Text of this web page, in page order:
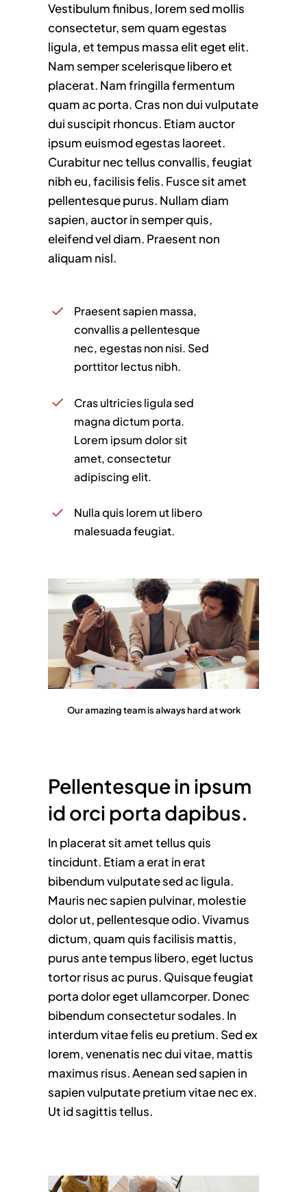
Vestibulum finibus, lorem sed mollis
consectetur, sem quam egestas
ligula, et tempus massa elit eget elit.
Nam semper scelerisque libero et
placerat. Nam fringilla fermentum
quam ac porta. Cras non dui vulputate
dui suscipit rhoncus. Etiam auctor
ipsum euismod egestas laoreet.
Curabitur nec tellus convallis, feugiat
nibh eu, facilisis felis. Fusce sit amet
pellentesque purus. Nullam diam
sapien, auctor in semper quis,
eleifend vel diam. Praesent non
aliquam nisl.
Praesent sapien massa,
convallis a pellentesque
nec, egestas non nisi. Sed
porttitor lectus nibh.
Cras ultricies ligula sed
magna dictum porta.
Lorem ipsum dolor sit
amet, consectetur
adipiscing elit.
Nulla quis lorem ut libero
malesuada feugiat.
Our amazing team is always hard at work
Pellentesque in ipsum
id orci porta dapibus.
In placerat sit amet tellus quis
tincidunt. Etiam a erat in erat
bibendum vulputate sed ac ligula.
Mauris nec sapien pulvinar, molestie
dolor ut, pellentesque odio. Vivamus
dictum, quam quis facilisis mattis,
purus ante tempus libero, eget luctus
tortor risus ac purus. Quisque feugiat
porta dolor eget ullamcorper. Donec
bibendum consectetur sodales. In
interdum vitae felis eu pretium. Sed ex
lorem, venenatis nec dui vitae, mattis
maximus risus. Aenean sed sapien in
sapien vulputate pretium vitae nec ex.
Ut id sagittis tellus.